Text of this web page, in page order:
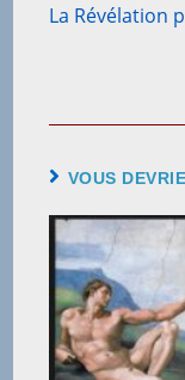
La Révélation
VOUS